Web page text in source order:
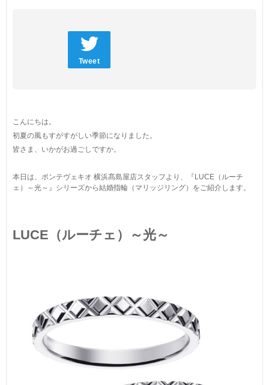
Tweet
こんにちは。
初夏の風もすがすがしい季節になりました。
皆さま、いかがお過ごしですか。
本日は、ポンテヴェキオ 横浜髙島屋店スタッフより、『LUCE（ルーチ
ェ）～光～』シリーズから結婚指輪（マリッジリング）をご紹介します。
LUCE（ルーチェ）～光～